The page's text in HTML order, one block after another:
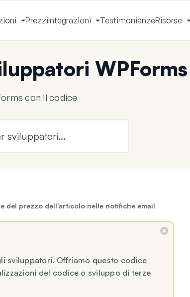
Apri
Menu
PrezziIntegrazioni
Apri
Menu
TestimonianzeRisorse
WPForms
con il codice
del prezzo dell'articolo nelle notifiche email
sviluppatori. Offriamo questo codice
del codice o sviluppo di terze